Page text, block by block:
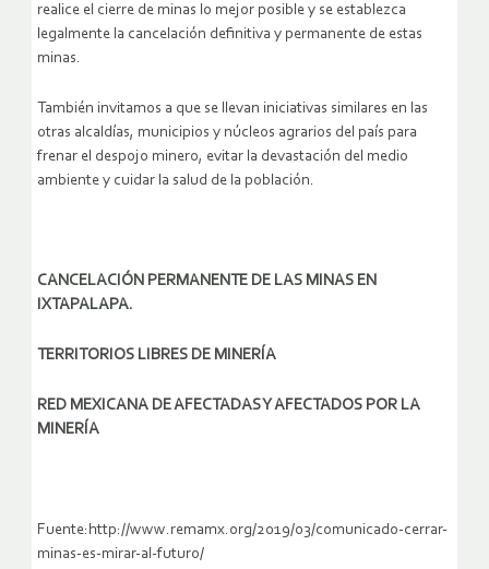
realice el cierre de minas lo mejor posible y se establezca
legalmente la cancelación definitiva y permanente de estas
minas.
También invitamos a que se llevan iniciativas similares en las
otras alcaldías, municipios y núcleos agrarios del país para
frenar el despojo minero, evitar la devastación del medio
ambiente y cuidar la salud de la población.
CANCELACIÓN PERMANENTE DE LAS MINAS EN
IXTAPALAPA.
TERRITORIOS LIBRES DE MINERÍA
RED MEXICANA DE AFECTADAS Y AFECTADOS POR LA
MINERÍA
Fuente:http://www.remamx.org/2019/03/comunicado-cerrar-
minas-es-mirar-al-futuro/